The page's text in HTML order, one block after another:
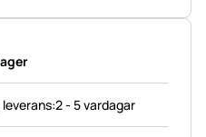
leverans:2 - 5 vardagar